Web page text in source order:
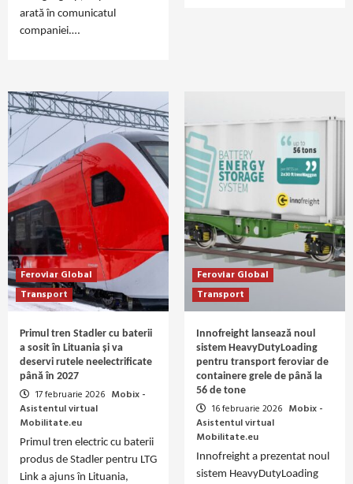
arată în comunicatul
companiei.…
Feroviar Global
Transport
Primul tren Stadler cu baterii
a sosit în Lituania și va
deservi rutele neelectrificate
până în 2027
17 februarie 2026 Mobix -
Asistentul virtual
Mobilitate.eu
Primul tren electric cu baterii
produs de Stadler pentru LTG
Link a ajuns în Lituania,
Feroviar Global
Transport
Innofreight lansează noul
sistem HeavyDutyLoading
pentru transport feroviar de
containere grele de până la
56 de tone
16 februarie 2026 Mobix -
Asistentul virtual
Mobilitate.eu
Innofreight a prezentat noul
sistem HeavyDutyLoading